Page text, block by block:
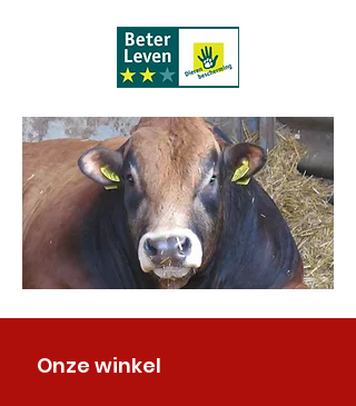
Onze winkel